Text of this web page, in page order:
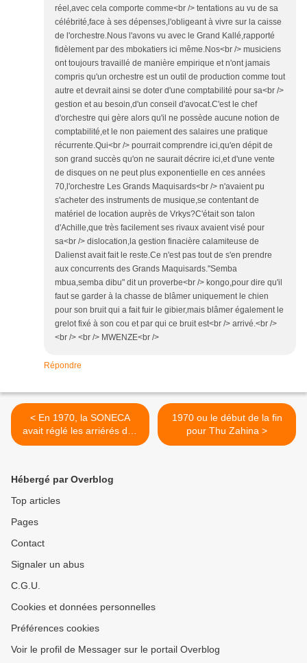
réel,avec cela comporte comme<br /> tentations au vu de sa
célébrité,face à ses dépenses,l'obligeant à vivre sur la caisse
de l'orchestre.Nous l'avons vu avec le Grand Kallé,rapporté
fidèlement par des mbokatiers ici même.Nos<br /> musiciens
ont toujours travaillé de manière empirique et n'ont jamais
compris qu'un orchestre est un outil de production comme tout
autre et devrait ainsi se doter d'une comptabilité pour sa<br />
gestion et au besoin,d'un conseil d'avocat.C'est le chef
d'orchestre qui gère alors qu'il ne possède aucune notion de
comptabilité,et le non paiement des salaires une pratique
récurrente.Qui<br /> pourrait comprendre ici,qu'en dépit de
son grand succès qu'on ne saurait décrire ici,et d'une vente
de disques on ne peut plus exponentielle en ces années
70,l'orchestre Les Grands Maquisards<br /> n'avaient pu
s'acheter des instruments de musique,se contentant de
matériel de location auprès de Vrkys?C'était son talon
d'Achille,que très facilement ses rivaux avaient visé pour
sa<br /> dislocation,la gestion finacière calamiteuse de
Dalienst avait fait le reste.Ce n'est pas tout de s'en prendre
aux concurrents des Grands Maquisards."Semba
mbua,semba dibu" dit un proverbe<br /> kongo,pour dire qu'il
faut se garder à la chasse de blâmer uniquement le chien
pour son bruit qui a fait fuir le gibier,mais blâmer également le
grelot fixé à son cou et par qui ce bruit est<br /> arrivé.<br />
<br /> <br /> MWENZE<br />
Répondre
< En 1970, la SONECA
avait réglé les arriérés des
artistes.
1970 ou le début de la fin
pour Thu Zahina >
Hébergé par Overblog
Top articles
Pages
Contact
Signaler un abus
C.G.U.
Cookies et données personnelles
Préférences cookies
Voir le profil de Messager sur le portail Overblog